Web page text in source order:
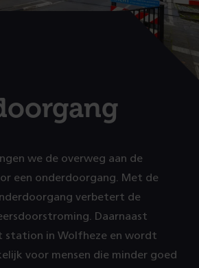
we de overweg aan de
een onderdoorgang. Met de
verbetert de
Daarnaast
station in Wolfheze en wordt
voor mensen die minder goed